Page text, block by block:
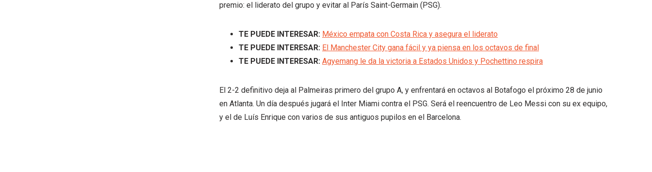
premio: el liderato del grupo y evitar al París Saint-Germain (PSG).
TE PUEDE INTERESAR: México empata con Costa Rica y asegura el liderato
TE PUEDE INTERESAR: El Manchester City gana fácil y ya piensa en los octavos de final
TE PUEDE INTERESAR: Agyemang le da la victoria a Estados Unidos y Pochettino respira
El 2-2 definitivo deja al Palmeiras primero del grupo A, y enfrentará en octavos al Botafogo el próximo 28 de junio
en Atlanta. Un día después jugará el Inter Miami contra el PSG. Será el reencuentro de Leo Messi con su ex equipo,
y el de Luís Enrique con varios de sus antiguos pupilos en el Barcelona.